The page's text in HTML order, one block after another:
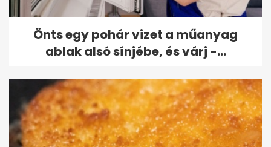
Önts egy pohár vizet a műanyag
ablak alsó sínjébe, és várj -...